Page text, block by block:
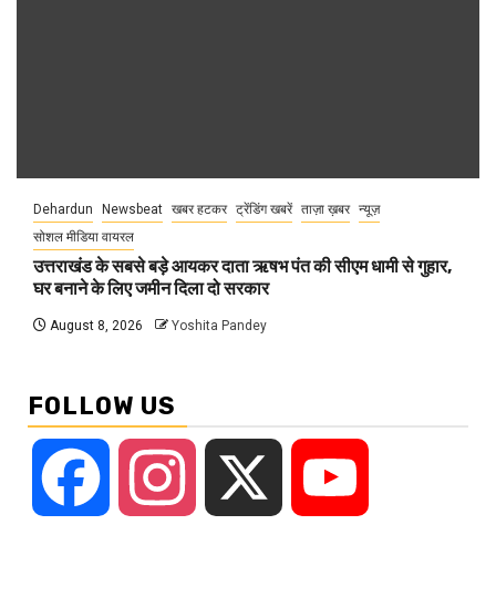
Dehardun Newsbeat खबर हटकर ट्रेंडिंग खबरें ताज़ा ख़बर न्यूज़
सोशल मीडिया वायरल
उत्तराखंड के सबसे बड़े आयकर दाता ऋषभ पंत की सीएम धामी से गुहार,
घर बनाने के लिए जमीन दिला दो सरकार
August 8, 2026 Yoshita Pandey
FOLLOW US
Facebook Instagram